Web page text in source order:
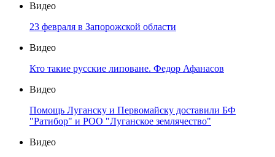
Видео
23 февраля в Запорожской области
Видео
Кто такие русские липоване. Федор Афанасов
Видео
Помощь Луганску и Первомайску доставили БФ
"Ратибор" и РОО "Луганское землячество"
Видео